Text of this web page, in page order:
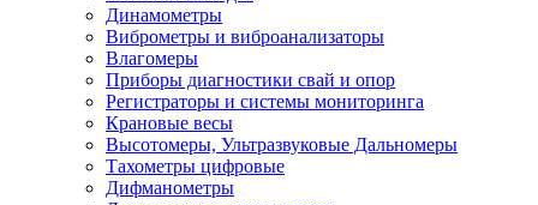
Динамометры
Виброметры и виброанализаторы
Влагомеры
Приборы диагностики свай и опор
Регистраторы и системы мониторинга
Крановые весы
Высотомеры, Ультразвуковые Дальномеры
Тахометры цифровые
Дифманометры